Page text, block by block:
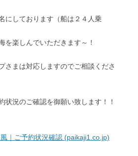
にしております（船は２４人乗
を楽しんでいただきます～！
さまは対応しますのでご相談くださ
状況のご確認を御願い致します！！
｜ご予約状況確認 (paikaji1.co.jp)